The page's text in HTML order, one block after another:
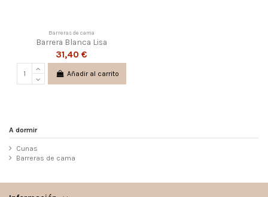
Barreras de cama
Barrera Blanca Lisa
31,40 €
Añadir al carrito
A dormir
Cunas
Barreras de cama